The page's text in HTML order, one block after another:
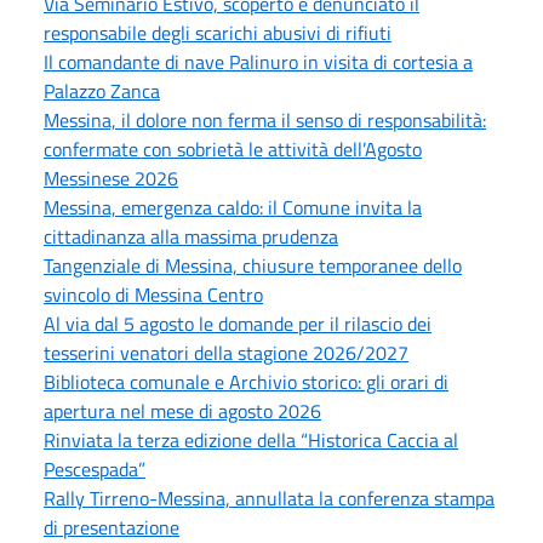
responsabile degli scarichi abusivi di rifiuti
Il comandante di nave Palinuro in visita di cortesia a
Palazzo Zanca
Messina, il dolore non ferma il senso di responsabilità:
confermate con sobrietà le attività dell’Agosto
Messinese 2026
Messina, emergenza caldo: il Comune invita la
cittadinanza alla massima prudenza
Tangenziale di Messina, chiusure temporanee dello
svincolo di Messina Centro
Al via dal 5 agosto le domande per il rilascio dei
tesserini venatori della stagione 2026/2027
Biblioteca comunale e Archivio storico: gli orari di
apertura nel mese di agosto 2026
Rinviata la terza edizione della “Historica Caccia al
Pescespada”
Rally Tirreno-Messina, annullata la conferenza stampa
di presentazione